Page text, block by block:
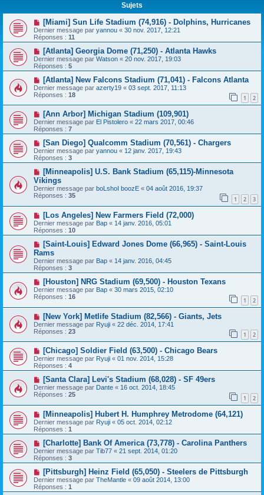
Sujets
[Miami] Sun Life Stadium (74,916) - Dolphins, Hurricanes
Dernier message par yannou « 30 nov. 2017, 12:21
Réponses : 11
[Atlanta] Georgia Dome (71,250) - Atlanta Hawks
Dernier message par Watson « 20 nov. 2017, 19:03
Réponses : 5
[Atlanta] New Falcons Stadium (71,041) - Falcons Atlanta
Dernier message par azerty19 « 03 sept. 2017, 11:13
Réponses : 18 1 2
[Ann Arbor] Michigan Stadium (109,901)
Dernier message par El Pistolero « 22 mars 2017, 00:46
Réponses : 7
[San Diego] Qualcomm Stadium (70,561) - Chargers
Dernier message par yannou « 12 janv. 2017, 19:43
Réponses : 3
[Minneapolis] U.S. Bank Stadium (65,115)-Minnesota
Vikings
Dernier message par boLshoI boozE « 04 août 2016, 19:37
Réponses : 35 1 2 3
[Los Angeles] New Farmers Field (72,000)
Dernier message par Bap « 14 janv. 2016, 05:01
Réponses : 10
[Saint-Louis] Edward Jones Dome (66,965) - Saint-Louis
Rams
Dernier message par Bap « 14 janv. 2016, 04:45
Réponses : 3
[Houston] NRG Stadium (69,500) - Houston Texans
Dernier message par Bap « 30 mars 2015, 02:10
Réponses : 16 1 2
[New York] Metlife Stadium (82,566) - Giants, Jets
Dernier message par Ryuji « 22 déc. 2014, 17:41
Réponses : 23 1 2
[Chicago] Soldier Field (63,500) - Chicago Bears
Dernier message par Ryuji « 01 nov. 2014, 15:28
Réponses : 4
[Santa Clara] Levi's Stadium (68,028) - SF 49ers
Dernier message par Dante « 16 oct. 2014, 18:45
Réponses : 25 1 2
[Minneapolis] Hubert H. Humphrey Metrodome (64,121)
Dernier message par Ryuji « 05 oct. 2014, 02:12
Réponses : 1
[Charlotte] Bank Of America (73,778) - Carolina Panthers
Dernier message par Tib77 « 21 sept. 2014, 01:20
Réponses : 3
[Pittsburgh] Heinz Field (65,050) - Steelers de Pittsburgh
Dernier message par TheMantle « 09 août 2014, 13:00
Réponses : 1